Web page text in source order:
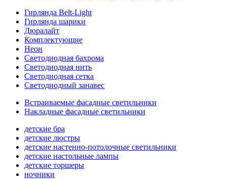
Гирлянда Belt-Light
Гирлянда шарики
Дюралайт
Комплектующие
Неон
Светодиодная бахрома
Светодиодная нить
Светодиодная сетка
Светодиодный занавес
Встраиваемые фасадные светильники
Накладные фасадные светильники
детские бра
детские люстры
детские настенно-потолочные светильники
детские настольные лампы
детские торшеры
ночники